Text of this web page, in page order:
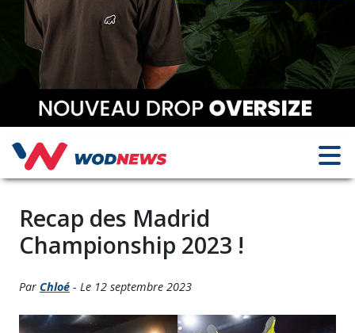
Recap des Madrid
Championship 2023 !
Par Chloé - Le 12 septembre 2023